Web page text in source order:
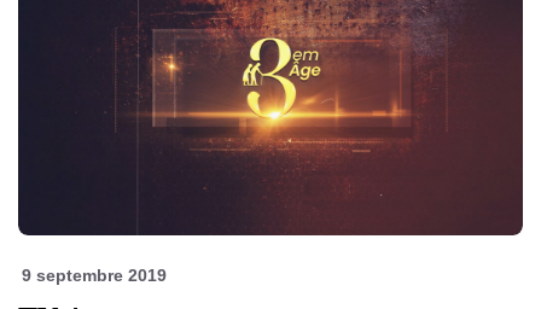
9 septembre 2019